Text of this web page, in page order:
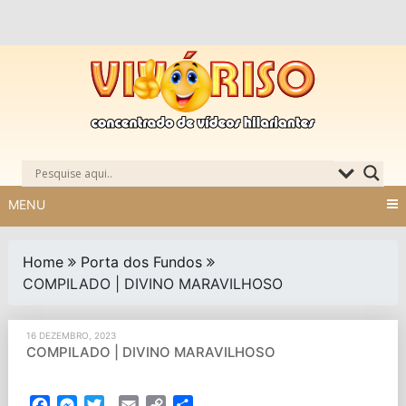
MENU
Home
Porta dos Fundos
COMPILADO | DIVINO MARAVILHOSO
16 DEZEMBRO, 2023
COMPILADO | DIVINO MARAVILHOSO